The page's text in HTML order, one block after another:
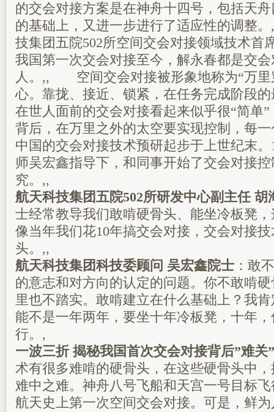
的交会对接方案是在神舟十四号，包括天
的基础上，又进一步进行了适应性的调
技集团五院502所空间交会对接领域技术首
我国第一次交会对接至今，解永春都是交
人。,, 空间交会对接被形象地称为“万里
心。靠拢、接近、锁紧，在任务完成阶段
在世人面前的交会对接看起来似乎很“简单
背后，在万里之外的太空要实现控制，每
中国的交会对接技术预研起步于上世纪末
师吴宏鑫指导下，和同事开始了交会对接
究。,,
航天科技集团五院502所研发中心副主任 胡
士经常教导我们敢啃硬骨头、能坐冷板凳
像当年我们花10年搞交会对接，交会对接
头。,,
航天科技集团科技委顾问 吴宏鑫院士 ：敢
的意志和对方向的认定的问题。你不敢啃
里也不踏实。敢啃建立在什么基础上？我
能不是一年两年，要坐十年冷板凳，十年
行。,
一波三折 揭秘我国首次交会对接背后”难关”
术有很多难啃的硬骨头，在这些硬骨头中
难中之难。神舟八号飞船和天宫一号目标
航天史上第一次空间交会对接。可是，鲜